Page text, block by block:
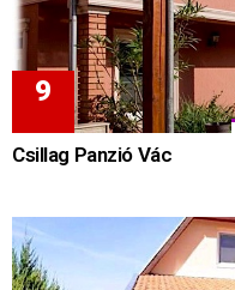
Csillag Panzió Vác